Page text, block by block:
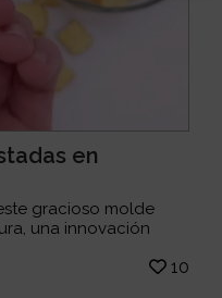
en
gracioso molde
una innovación
10